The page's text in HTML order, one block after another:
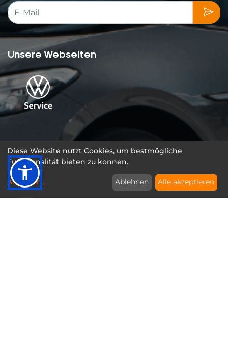
Unsere Webseiten
Diese Website nutzt Cookies, um bestmögliche
Funktionalität bieten zu können.
Anpassen ... Ablehnen Alle akzeptieren